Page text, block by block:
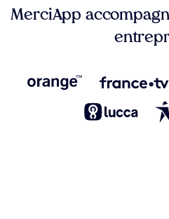
MerciApp